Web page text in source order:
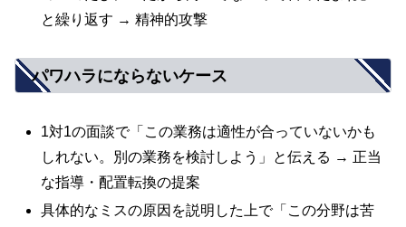
と繰り返す → 精神的攻撃
パワハラにならないケース
1対1の面談で「この業務は適性が合っていないかも
しれない。別の業務を検討しよう」と伝える → 正当
な指導・配置転換の提案
具体的なミスの原因を説明した上で「この分野は苦